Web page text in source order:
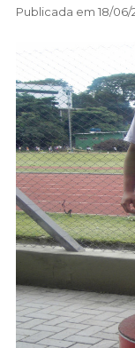
Publicada em 18/06/